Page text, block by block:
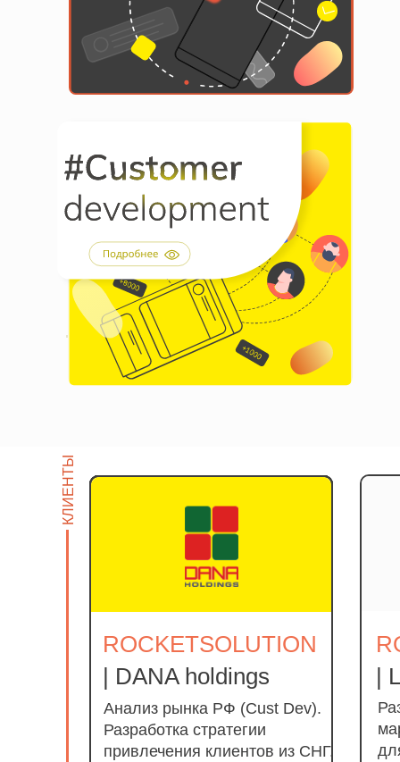
Написание комментариев на
ресурсах
#ORM
Живое интервьюирование ЦА
Создание портрета
идеального клиента
#CUSTOMER DEVELOPMENT
Разработка гипотез
КЛИЕНТЫ
ROCKETSOLUTION
| DANA holdings
Анализ рынка РФ (Cust Dev).
Разработка стратегии
привлечения клиентов из СНГ.
|